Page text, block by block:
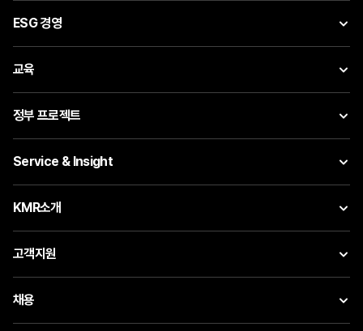
ESG 경영
교육
정부 프로젝트
Service & Insight
KMR소개
고객지원
채용